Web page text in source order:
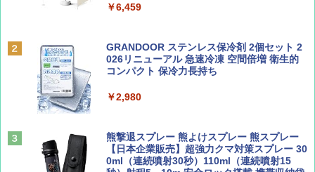
誌] (ＤＩＳＮＥＹ ＦＡＮ)
￥713
￥1,540
力的な町 2026～2027 地球の歩き方D アジア
￥2,079
球の歩き方A ヨーロッパ
￥2,479
PYKES PEAK (パイクスピーク) 着替えテン
ト プライバシー テント 【中が透けない】 1
ーチ ピクニック ポップアップテント 携帯 簡
￥4,836
￥6,459
GRANDOOR ステンレス保冷剤 2個セット 2
026リニューアル 急速冷凍 空間倍増 衛生的
コンパクト 保冷力長持ち
￥2,980
熊撃退スプレー 熊よけスプレー 熊スプレー
【日本企業販売】超強力クマ対策スプレー 30
0ml（連続噴射30秒）110ml（連続噴射15